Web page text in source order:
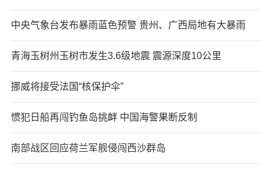
中央气象台发布暴雨蓝色预警 贵州、广西局地有大暴雨
青海玉树州玉树市发生3.6级地震 震源深度10公里
挪威将接受法国“核保护伞”
惯犯日船再闯钓鱼岛挑衅 中国海警果断反制
南部战区回应荷兰军舰侵闯西沙群岛